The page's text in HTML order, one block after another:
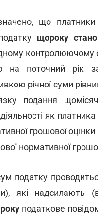
що платники
щороку
контролюючому
на поточний рік
річної суми
подання
як
грошової
нормативної
податку
які надсилають
податкове